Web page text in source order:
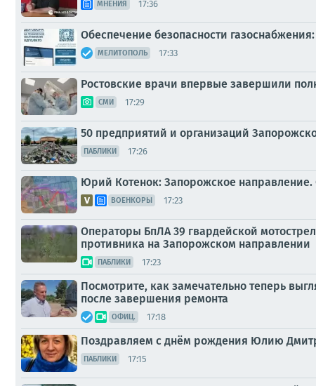
МНЕНИЯ 17:36
Обеспечение безопасности
МЕЛИТОПОЛЬ 17:33
Ростовские врачи впервые завершили
СМИ 17:29
50 предприятий и организаций
ПАБЛИКИ 17:26
Юрий Котенок: Запорожское направление.
ВОЕНКОРЫ 17:23
Операторы БпЛА 39 гвардейской
противника на Запорожском направлении
ПАБЛИКИ 17:23
Посмотрите, как замечательно теперь
после завершения ремонта
ОФИЦ. 17:18
Поздравляем с днём рождения Юлию
ПАБЛИКИ 17:15